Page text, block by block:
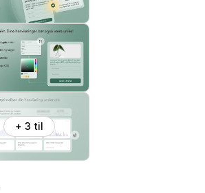
+ 3 til